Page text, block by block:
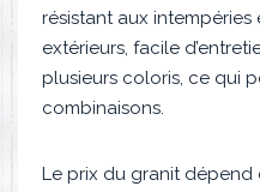
résistant aux intempéries
extérieurs, facile
plusieurs coloris, ce qui
combinaisons.
Le prix du granit dépend